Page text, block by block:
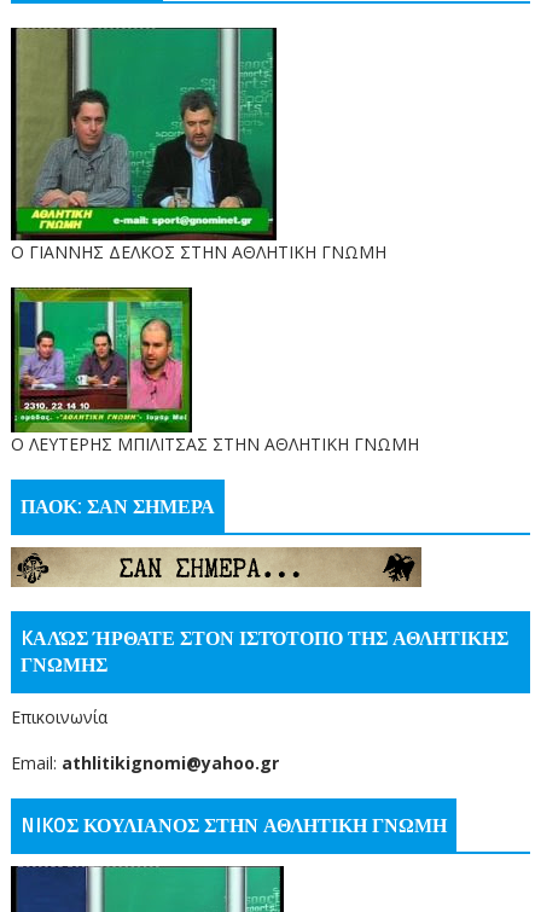
Ο ΓΙΑΝΝΗΣ ΔΕΛΚΟΣ ΣΤΗΝ ΑΘΛΗΤΙΚΗ ΓΝΩΜΗ
O ΛΕΥΤΕΡΗΣ ΜΠΙΛΙΤΣΑΣ ΣΤΗΝ ΑΘΛΗΤΙΚΗ ΓΝΩΜΗ
ΠΑΟΚ: ΣΑΝ ΣΗΜΕΡΑ
KΑΛΏΣ ΉΡΘΑΤΕ ΣΤΟΝ ΙΣΤΌΤΟΠΟ ΤΗΣ ΑΘΛΗΤΙΚΗΣ
ΓΝΩΜΗΣ
Επικοινωνία
Email: athlitikignomi@yahoo.gr
NIKOΣ ΚΟΥΛΙΑΝΟΣ ΣΤΗΝ ΑΘΛΗΤΙΚΗ ΓΝΩΜΗ